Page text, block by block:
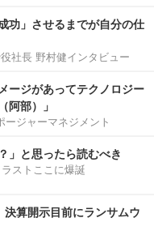
功」させるまでが自分の仕
社長 野村健インタビュー
ージがあってテクノロジー
阿部）」
ジャーマネジメント
」と思ったら読むべき
ストここに爆誕
算開示目前にランサムウ